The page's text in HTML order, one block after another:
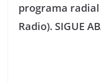
programa radial
Radio). SIGUE